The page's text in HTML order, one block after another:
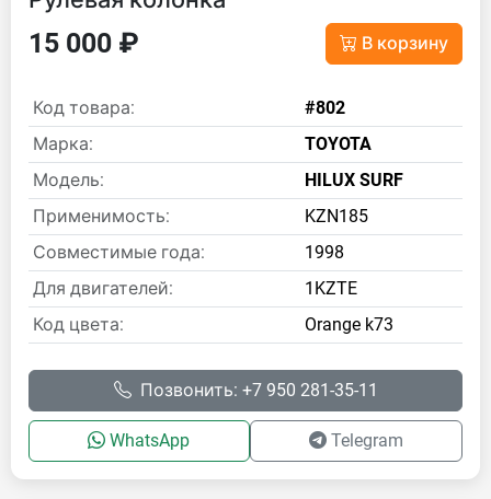
15 000 ₽ В корзину
Код товара:
#802
Марка:
TOYOTA
Модель:
HILUX SURF
Применимость:
KZN185
Совместимые года:
1998
Для двигателей:
1KZTE
Код цвета:
Orange k73
Позвонить: +7 950 281-35-11
WhatsApp Telegram